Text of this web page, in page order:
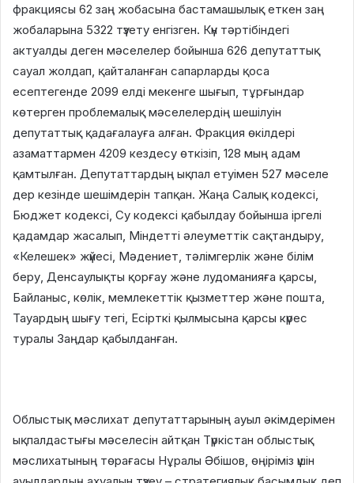
фракциясы 62 заң жобасына бастамашылық еткен заң
жобаларына 5322 түзету енгізген. Күн тәртібіндегі
актуалды деген мәселелер бойынша 626 депутаттық
сауал жолдап, қайталанған сапарларды қоса
есептегенде 2099 елді мекенге шығып, тұрғындар
көтерген проблемалық мәселелердің шешілуін
депутаттық қадағалауға алған. Фракция өкілдері
азаматтармен 4209 кездесу өткізіп, 128 мың адам
қамтылған. Депутаттардың ықпал етуімен 527 мәселе
дер кезінде шешімдерін тапқан. Жаңа Салық кодексі,
Бюджет кодексі, Су кодексі қабылдау бойынша іргелі
қадамдар жасалып, Міндетті әлеуметтік сақтандыру,
«Келешек» жүйесі, Мәдениет, тәлімгерлік және білім
беру, Денсаулықты қорғау және лудоманияға қарсы,
Байланыс, көлік, мемлекеттік қызметтер және пошта,
Тауардың шығу тегі, Есірткі қылмысына қарсы күрес
туралы Заңдар қабылданған.
Облыстық мәслихат депутаттарының ауыл әкімдерімен
ықпалдастығы мәселесін айтқан Түркістан облыстық
мәслихатының төрағасы Нұралы Әбішов, өңіріміз үшін